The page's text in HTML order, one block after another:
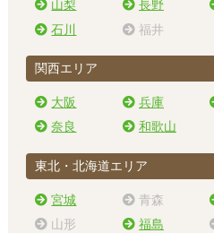
山梨 長野
石川
福井
関西エリア
大阪 兵庫
奈良
和歌山
東北・北海道エリア
宮城 青森
山形
福島